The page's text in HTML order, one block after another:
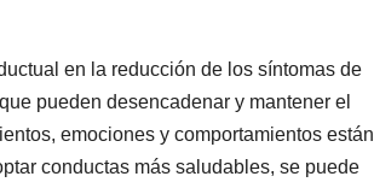
en la reducción de los síntomas de
pueden desencadenar y mantener el
emociones y comportamientos están
conductas más saludables, se puede